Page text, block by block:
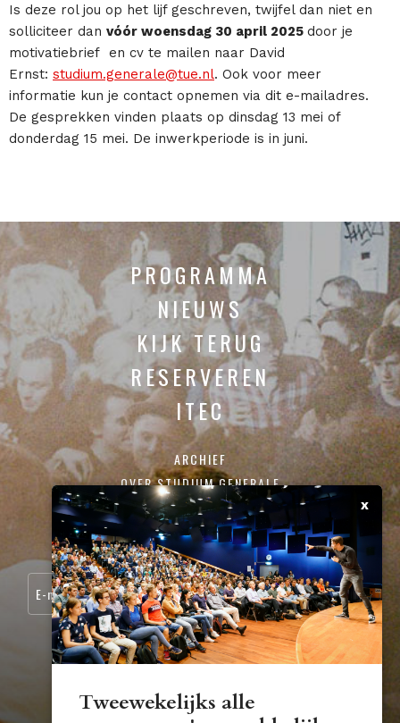
Is deze rol jou op het lijf geschreven, twijfel dan niet en
solliciteer dan vóór woensdag 30 april 2025 door je
motivatiebrief en cv te mailen naar David
Ernst: studium.generale@tue.nl. Ook voor meer
informatie kun je contact opnemen via dit e-mailadres.
De gesprekken vinden plaats op dinsdag 13 mei of
donderdag 15 mei. De inwerkperiode is in juni.
PROGRAMMA
NIEUWS
KIJK TERUG
RESERVEREN
ITEC
ARCHIEF
OVER STUDIUM GENERALE
CONTACT
SCHRIJF JE IN VOOR ONZE NIEUWSBRIEF:
Tweewekelijks alle
x